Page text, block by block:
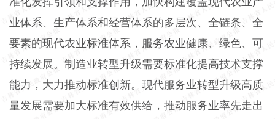
业体系、生产体系和经营体系的多层次、全链条、全
要素的现代农业标准体系，服务农业健康、绿色、可
持续发展。制造业转型升级需要标准化提高技术支撑
能力，大力推动标准创新。现代服务业转型升级高质
量发展需要加大标准有效供给，推动服务业率先走出